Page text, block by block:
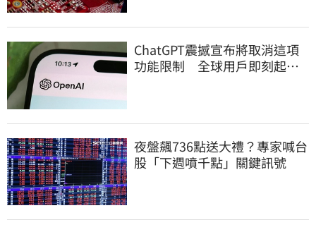
ChatGPT震撼宣布將取消這項
功能限制 全球用戶即刻起
夜盤飆736點送大禮？專家喊台
股「下週噴千點」關鍵訊號